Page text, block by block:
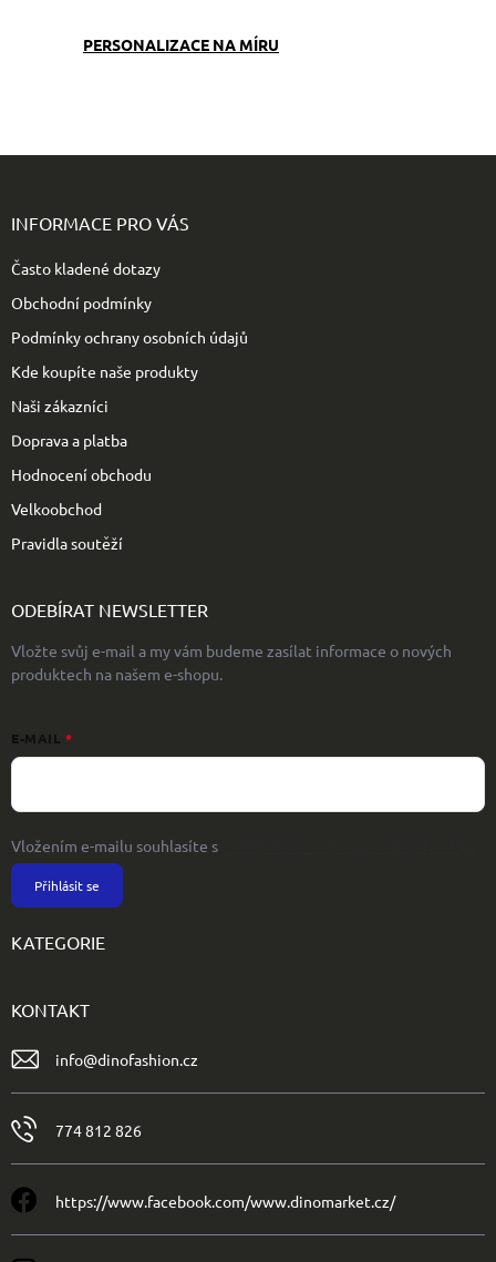
PERSONALIZACE NA MÍRU
INFORMACE PRO VÁS
Často kladené dotazy
Obchodní podmínky
Podmínky ochrany osobních údajů
Kde koupíte naše produkty
Naši zákazníci
Doprava a platba
Hodnocení obchodu
Velkoobchod
Pravidla soutěží
ODEBÍRAT NEWSLETTER
Vložte svůj e-mail a my vám budeme zasílat informace o nových
produktech na našem e-shopu.
E-MAIL
Vložením e-mailu souhlasíte s
Přihlásit se
KATEGORIE
KONTAKT
info@dinofashion.cz
774 812 826
https://www.facebook.com/www.dinomarket.cz/